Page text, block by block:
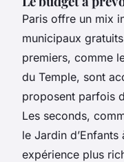
Paris offre un mix
municipaux
premiers, comme
du Temple, sont
proposent parfois
Les seconds,
le Jardin
expérience plus